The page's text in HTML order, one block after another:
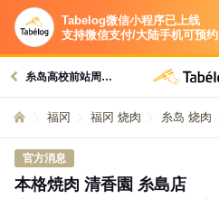
Tabelog微信小程序已上线
支持微信支付/大陆手机可预约
糸岛高校前站周边的美食
福冈 福冈 烧肉 糸岛 烧肉
官方消息
本格焼肉 清香園 糸島店